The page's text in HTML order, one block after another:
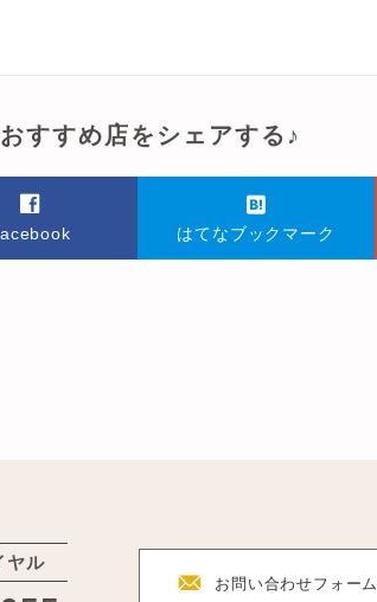
おすすめ店をシェアする♪
はてなブックマーク
ヤル
F お問い合わせフォーム